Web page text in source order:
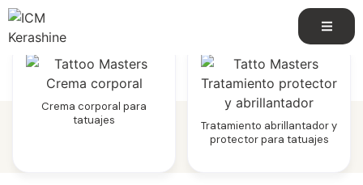
Crema corporal para
tatuajes
Tratamiento abrillantador y
protector para tatuajes